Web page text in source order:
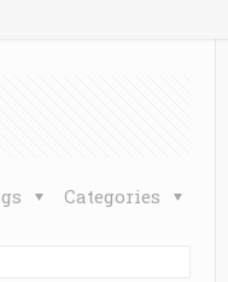
Categories